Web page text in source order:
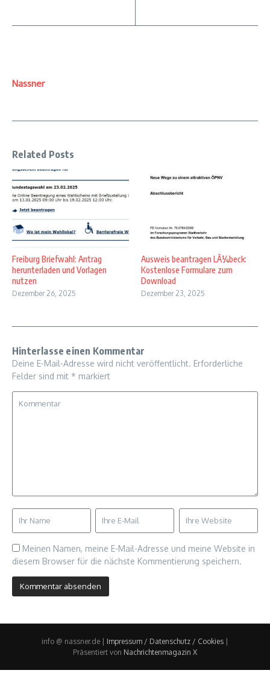
Nassner
Related Posts
Freiburg Briefwahl: Antrag
herunterladen und Vorlagen
nutzen
Dezember 26, 2025
Ausweis beantragen LÃ¼beck:
Kostenlose Formulare zum
Download
Dezember 23, 2025
Hinterlasse einen Kommentar
Deine E-Mail-Adresse wird nicht veröffentlicht. Erforderliche
Felder sind mit * markiert
Meinen Namen, meine E-Mail-Adresse und meine Website in
diesem Browser für die nächste Kommentierung speichern.
info @ nassner.de | Impressum / Datenschutz / Cookies |
Präsentiert von Nachrichtenmagazin X